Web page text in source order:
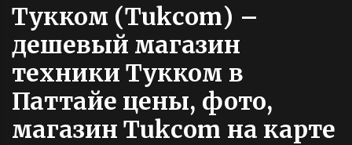
Тукком (Tukcom) –
дешевый магазин
техники Тукком в
Паттайе цены, фото,
магазин Tukcom на карте